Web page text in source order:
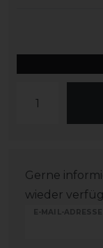
Gerne
wieder
E-MAIL-ADRESSE